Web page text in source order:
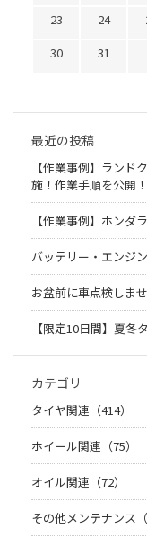
23
24
30
31
最近の投稿
【作業事例】ラン
施！作業手順を公開！
【作業事例】ホンダ
バッテリー・エンジ
お盆前に車点検しま
【限定10日間】夏冬
カテゴリ
タイヤ関連（414）
ホイール関連（75）
オイル関連（72）
その他メンテナンス（